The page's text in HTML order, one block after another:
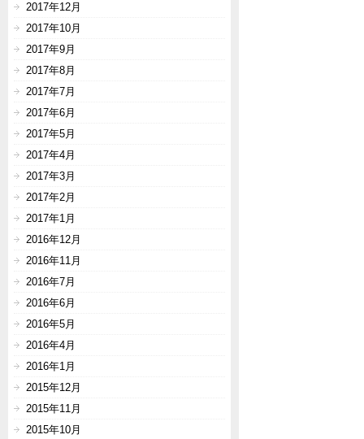
2017年12月
2017年10月
2017年9月
2017年8月
2017年7月
2017年6月
2017年5月
2017年4月
2017年3月
2017年2月
2017年1月
2016年12月
2016年11月
2016年7月
2016年6月
2016年5月
2016年4月
2016年1月
2015年12月
2015年11月
2015年10月